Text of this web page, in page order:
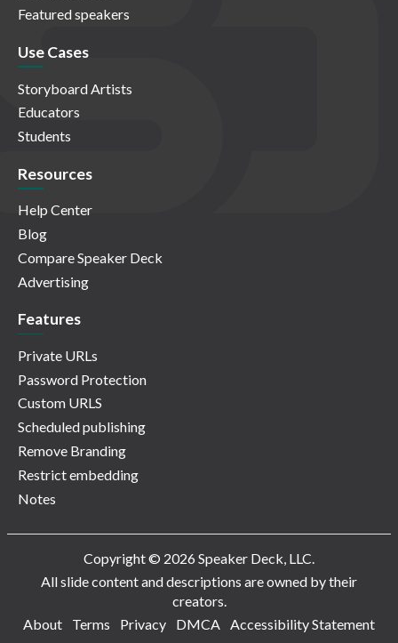
Featured speakers
Use Cases
Storyboard Artists
Educators
Students
Resources
Help Center
Blog
Compare Speaker Deck
Advertising
Features
Private URLs
Password Protection
Custom URLS
Scheduled publishing
Remove Branding
Restrict embedding
Notes
Copyright © 2026 Speaker Deck, LLC.
All slide content and descriptions are owned by their
creators.
About
Terms Privacy DMCA Accessibility Statement